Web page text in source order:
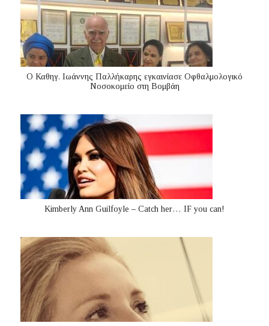
Ο Καθηγ. Ιωάννης Παλλήκαρης εγκαινίασε Οφθαλμολογικό
Νοσοκομείο στη Βομβάη
Kimberly Ann Guilfoyle – Catch her… IF you can!